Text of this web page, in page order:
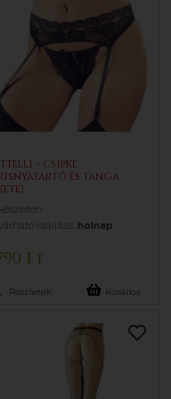
- csipke
és tanga
készleten
szállítás: holnap
Ft
Részletek Kosárba